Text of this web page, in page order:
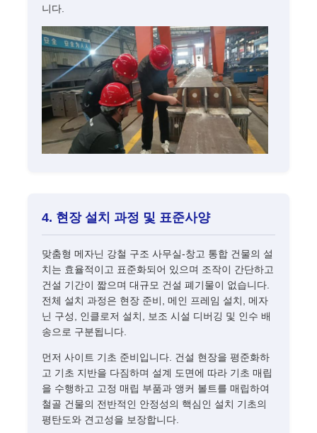
니다.
4. 현장 설치 과정 및 표준사양
맞춤형 메자닌 강철 구조 사무실-창고 통합 건물의 설
치는 효율적이고 표준화되어 있으며 조작이 간단하고
건설 기간이 짧으며 대규모 건설 폐기물이 없습니다.
전체 설치 과정은 현장 준비, 메인 프레임 설치, 메자
닌 구성, 인클로저 설치, 보조 시설 디버깅 및 인수 배
송으로 구분됩니다.
먼저 사이트 기초 준비입니다. 건설 현장을 평준화하
고 기초 지반을 다짐하며 설계 도면에 따라 기초 매립
을 수행하고 고정 매립 부품과 앵커 볼트를 매립하여
철골 건물의 전반적인 안정성의 핵심인 설치 기초의
평탄도와 견고성을 보장합니다.